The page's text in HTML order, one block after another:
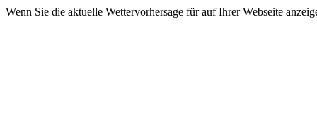
Wenn Sie die aktuelle Wettervorhersage für auf Ihrer Webseite